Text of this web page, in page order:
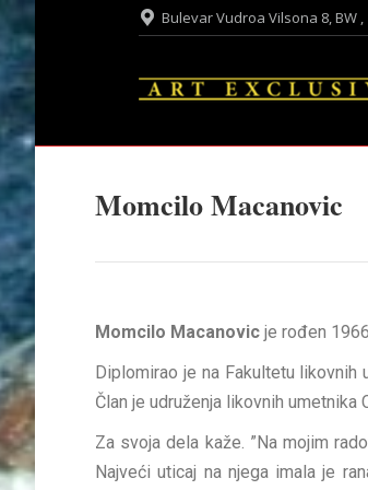
Bulevar Vudroa Vilsona 8, BW ,
Momcilo Macanovic
Momcilo Macanovic je rođen
Diplomirao je na Fakultetu
Član je udruženja likovnih
Za svoja dela kaže. ”Na mojim
Najveći uticaj na njega imala je